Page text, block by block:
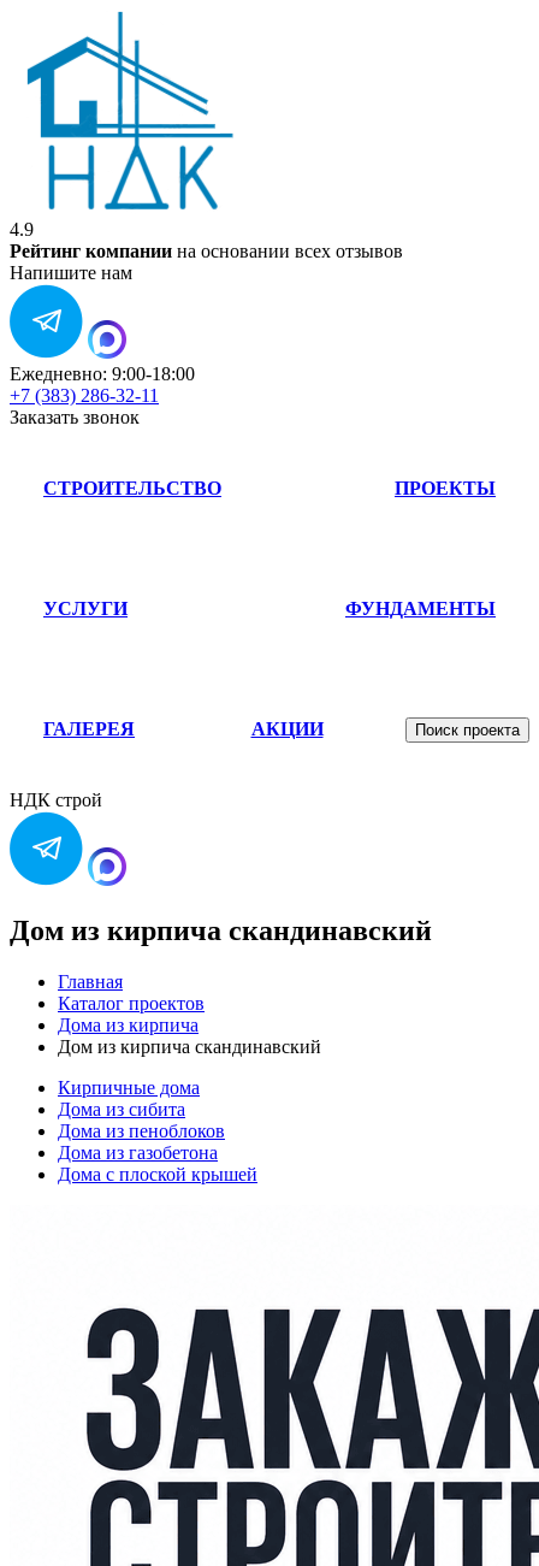
4.9
Рейтинг компании на основании всех отзывов
Напишите нам
Ежедневно: 9:00-18:00
+7 (383) 286-32-11
Заказать звонок
СТРОИТЕЛЬСТВО ПРОЕКТЫ
УСЛУГИ ФУНДАМЕНТЫ
ГАЛЕРЕЯ АКЦИИ Поиск проекта
НДК строй
Дом из кирпича скандинавский
Главная
Каталог проектов
Дома из кирпича
Дом из кирпича скандинавский
Кирпичные дома
Дома из сибита
Дома из пеноблоков
Дома из газобетона
Дома с плоской крышей